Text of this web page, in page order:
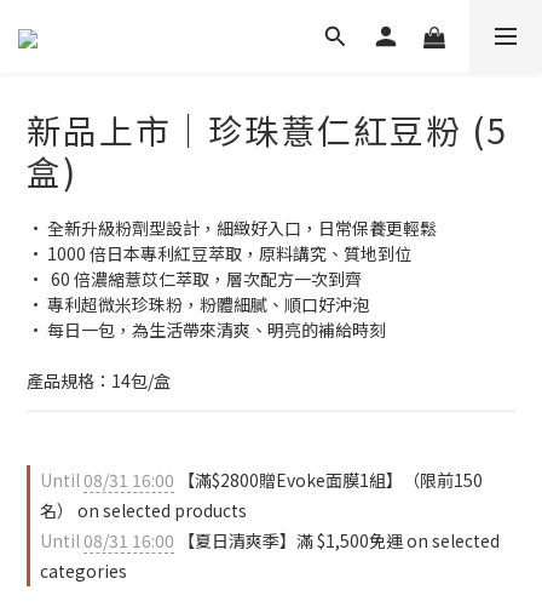
新品上市｜珍珠薏仁紅豆粉 (5
盒)
• 全新升級粉劑型設計，細緻好入口，日常保養更輕鬆
• 1000 倍日本專利紅豆萃取，原料講究、質地到位
•  60 倍濃縮薏苡仁萃取，層次配方一次到齊
• 專利超微米珍珠粉，粉體細膩、順口好沖泡
• 每日一包，為生活帶來清爽、明亮的補給時刻
產品規格：14包/盒
Until08/31 16:00 【滿$2800贈Evoke面膜1組】（限前150
名） on selected products
Until08/31 16:00 【夏日清爽季】滿 $1,500免運 on selected
categories